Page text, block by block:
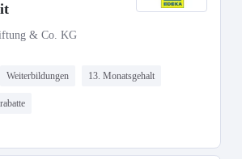
& Co. KG
Weiterbildungen 13. Monatsgehalt